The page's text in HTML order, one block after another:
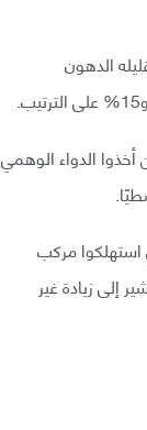
الدهون
ازداد وزن الذين أخذوا الدواء الوهمي
مركب
إلى زيادة غير